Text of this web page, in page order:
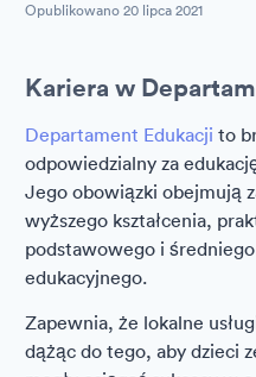
Opublikowano20 lipca 2021
Kariera w
Departament Edukacji to
odpowiedzialny za
Jego obowiązki obejmują
wyższego kształcenia,
podstawowego i
edukacyjnego.
Zapewnia, że lokalne
dążąc do tego, aby dzieci